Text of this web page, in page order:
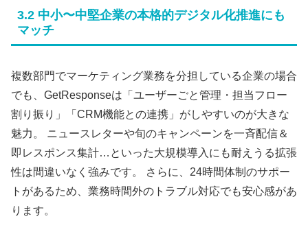
3.2 中小〜中堅企業の本格的デジタル化推進にも
マッチ
複数部門でマーケティング業務を分担している企業の場合
でも、GetResponseは「ユーザーごと管理・担当フロー
割り振り」「CRM機能との連携」がしやすいのが大きな
魅力。 ニュースレターや旬のキャンペーンを一斉配信＆
即レスポンス集計…といった大規模導入にも耐えうる拡張
性は間違いなく強みです。 さらに、24時間体制のサポー
トがあるため、業務時間外のトラブル対応でも安心感があ
ります。